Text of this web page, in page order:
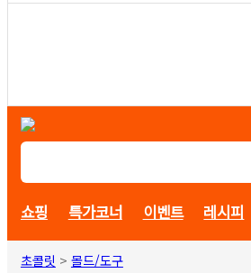
쇼핑 특가코너 이벤트 레시피
초콜릿 > 몰드/도구